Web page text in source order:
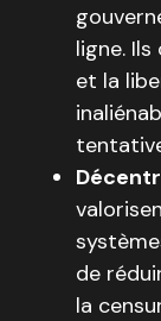
ligne.
et la
de
la